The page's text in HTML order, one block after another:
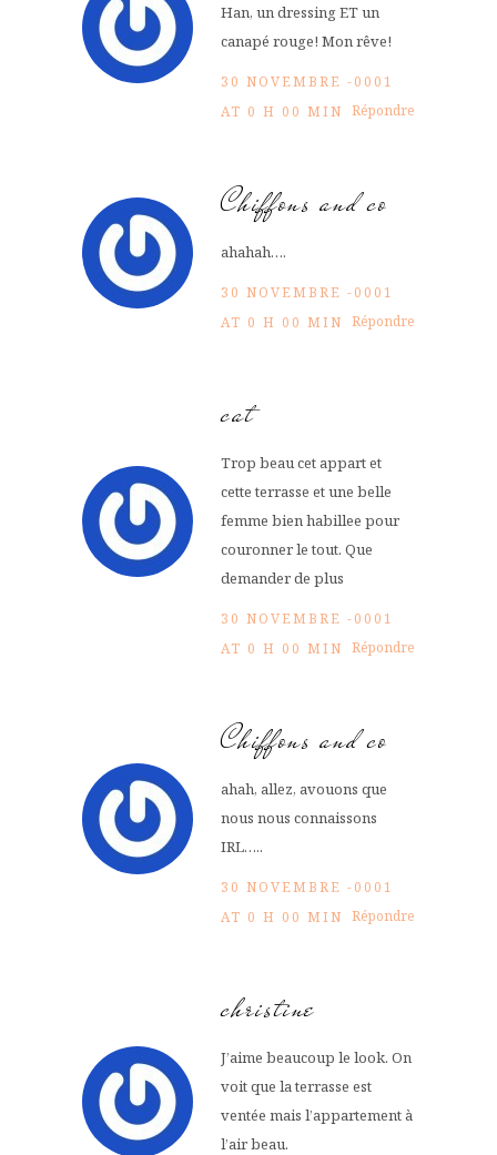
Han, un dressing ET un
canapé rouge! Mon rêve!
30 NOVEMBRE -0001
AT 0 H 00 MIN Répondre
Chiffons and co
ahahah….
30 NOVEMBRE -0001
AT 0 H 00 MIN Répondre
cat
Trop beau cet appart et
cette terrasse et une belle
femme bien habillee pour
couronner le tout. Que
demander de plus
30 NOVEMBRE -0001
AT 0 H 00 MIN Répondre
Chiffons and co
ahah, allez, avouons que
nous nous connaissons
IRL…..
30 NOVEMBRE -0001
AT 0 H 00 MIN Répondre
christine
J’aime beaucoup le look. On
voit que la terrasse est
ventée mais l’appartement à
l’air beau.